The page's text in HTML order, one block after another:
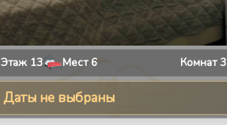
Этаж 13 Мест 6 Комнат3
Даты не выбраны